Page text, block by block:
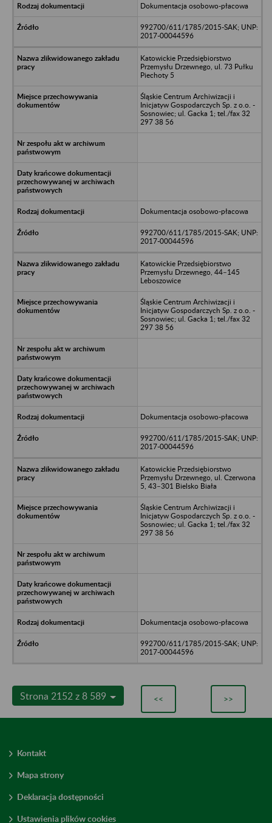
Dokumentacja osobowo-płacowa
992700/611/1785/2015-SAK; UNP:
2017-00044596
Katowickie Przedsiębiorstwo
Przemysłu Drzewnego, ul. 73 Pułku
Piechoty 5
Śląskie Centrum Archiwizacji i
Inicjatyw Gospodarczych Sp. z o.o. -
Sosnowiec; ul. Gacka 1; tel./fax 32
297 38 56
Dokumentacja osobowo-płacowa
992700/611/1785/2015-SAK; UNP:
2017-00044596
Katowickie Przedsiębiorstwo
Przemysłu Drzewnego, 44–145
Leboszowice
Śląskie Centrum Archiwizacji i
Inicjatyw Gospodarczych Sp. z o.o. -
Sosnowiec; ul. Gacka 1; tel./fax 32
297 38 56
Dokumentacja osobowo-płacowa
992700/611/1785/2015-SAK; UNP:
2017-00044596
Katowickie Przedsiębiorstwo
Przemysłu Drzewnego, ul. Czerwona
5, 43–301 Bielsko Biała
Śląskie Centrum Archiwizacji i
Inicjatyw Gospodarczych Sp. z o.o. -
Sosnowiec; ul. Gacka 1; tel./fax 32
297 38 56
Dokumentacja osobowo-płacowa
992700/611/1785/2015-SAK; UNP:
2017-00044596
Strona 2152 z 8 589 << >>
Kontakt
Mapa strony
Deklaracja dostępności
Ustawienia plików cookies